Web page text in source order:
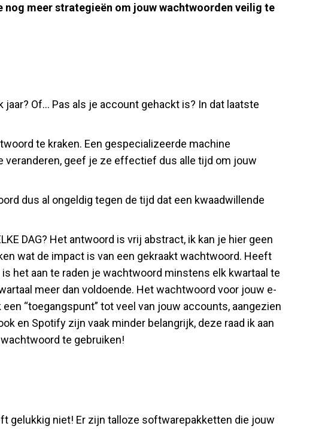
nog meer strategieën om jouw wachtwoorden veilig te
Of… Pas als je account gehackt is? In dat laatste
te kraken. Een gespecializeerde machine
veranderen, geef je ze effectief dus alle tijd om jouw
dus al ongeldig tegen de tijd dat een kwaadwillende
DAG? Het antwoord is vrij abstract, ik kan je hier geen
wat de impact is van een gekraakt wachtwoord. Heeft
het aan te raden je wachtwoord minstens elk kwartaal te
meer dan voldoende. Het wachtwoord voor jouw e-
“toegangspunt” tot veel van jouw accounts, aangezien
en Spotify zijn vaak minder belangrijk, deze raad ik aan
te gebruiken!
gelukkig niet! Er zijn talloze softwarepakketten die jouw